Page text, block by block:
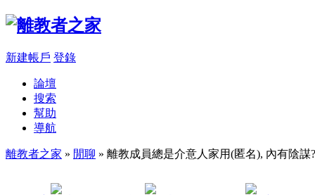
新建帳戶 登錄
論壇
搜索
幫助
導航
離教者之家 » 閒聊 » 離教成員總是介意人家用(匿名), 內有陰謀